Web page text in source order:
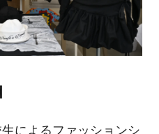
によるファッションシ